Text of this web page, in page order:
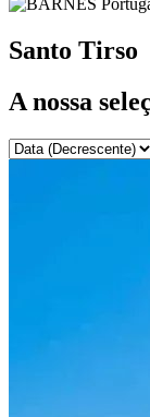
Santo Tirso
A nossa